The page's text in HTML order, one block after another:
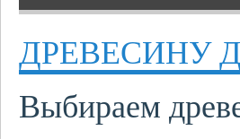
ДРЕВЕСИНУ
Выбираем